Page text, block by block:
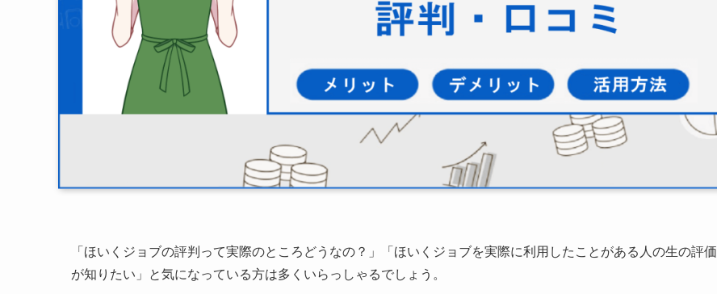
「ほいくジョブの評判って実際のところどうなの？」「ほいくジョブを実際に利用したことがある人の生の評価
が知りたい」と気になっている方は多くいらっしゃるでしょう。